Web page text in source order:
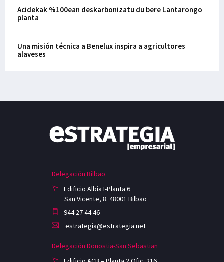
Acidekak %100ean deskarbonizatu du bere Lantarongo
planta
Una misión técnica a Benelux inspira a agricultores
alaveses
Delegación Bilbao
Edificio Albia I-Planta 6
San Vicente, 8. 48001 Bilbao
944 27 44 46
estrategia@estrategia.net
Delegación Donostia-San Sebastian